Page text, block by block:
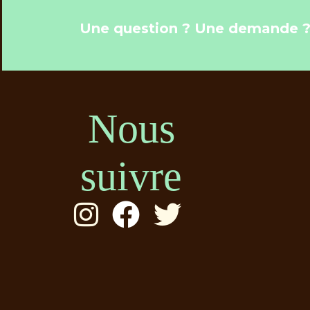
Une question ? Une demande ?
Nous
suivre
  